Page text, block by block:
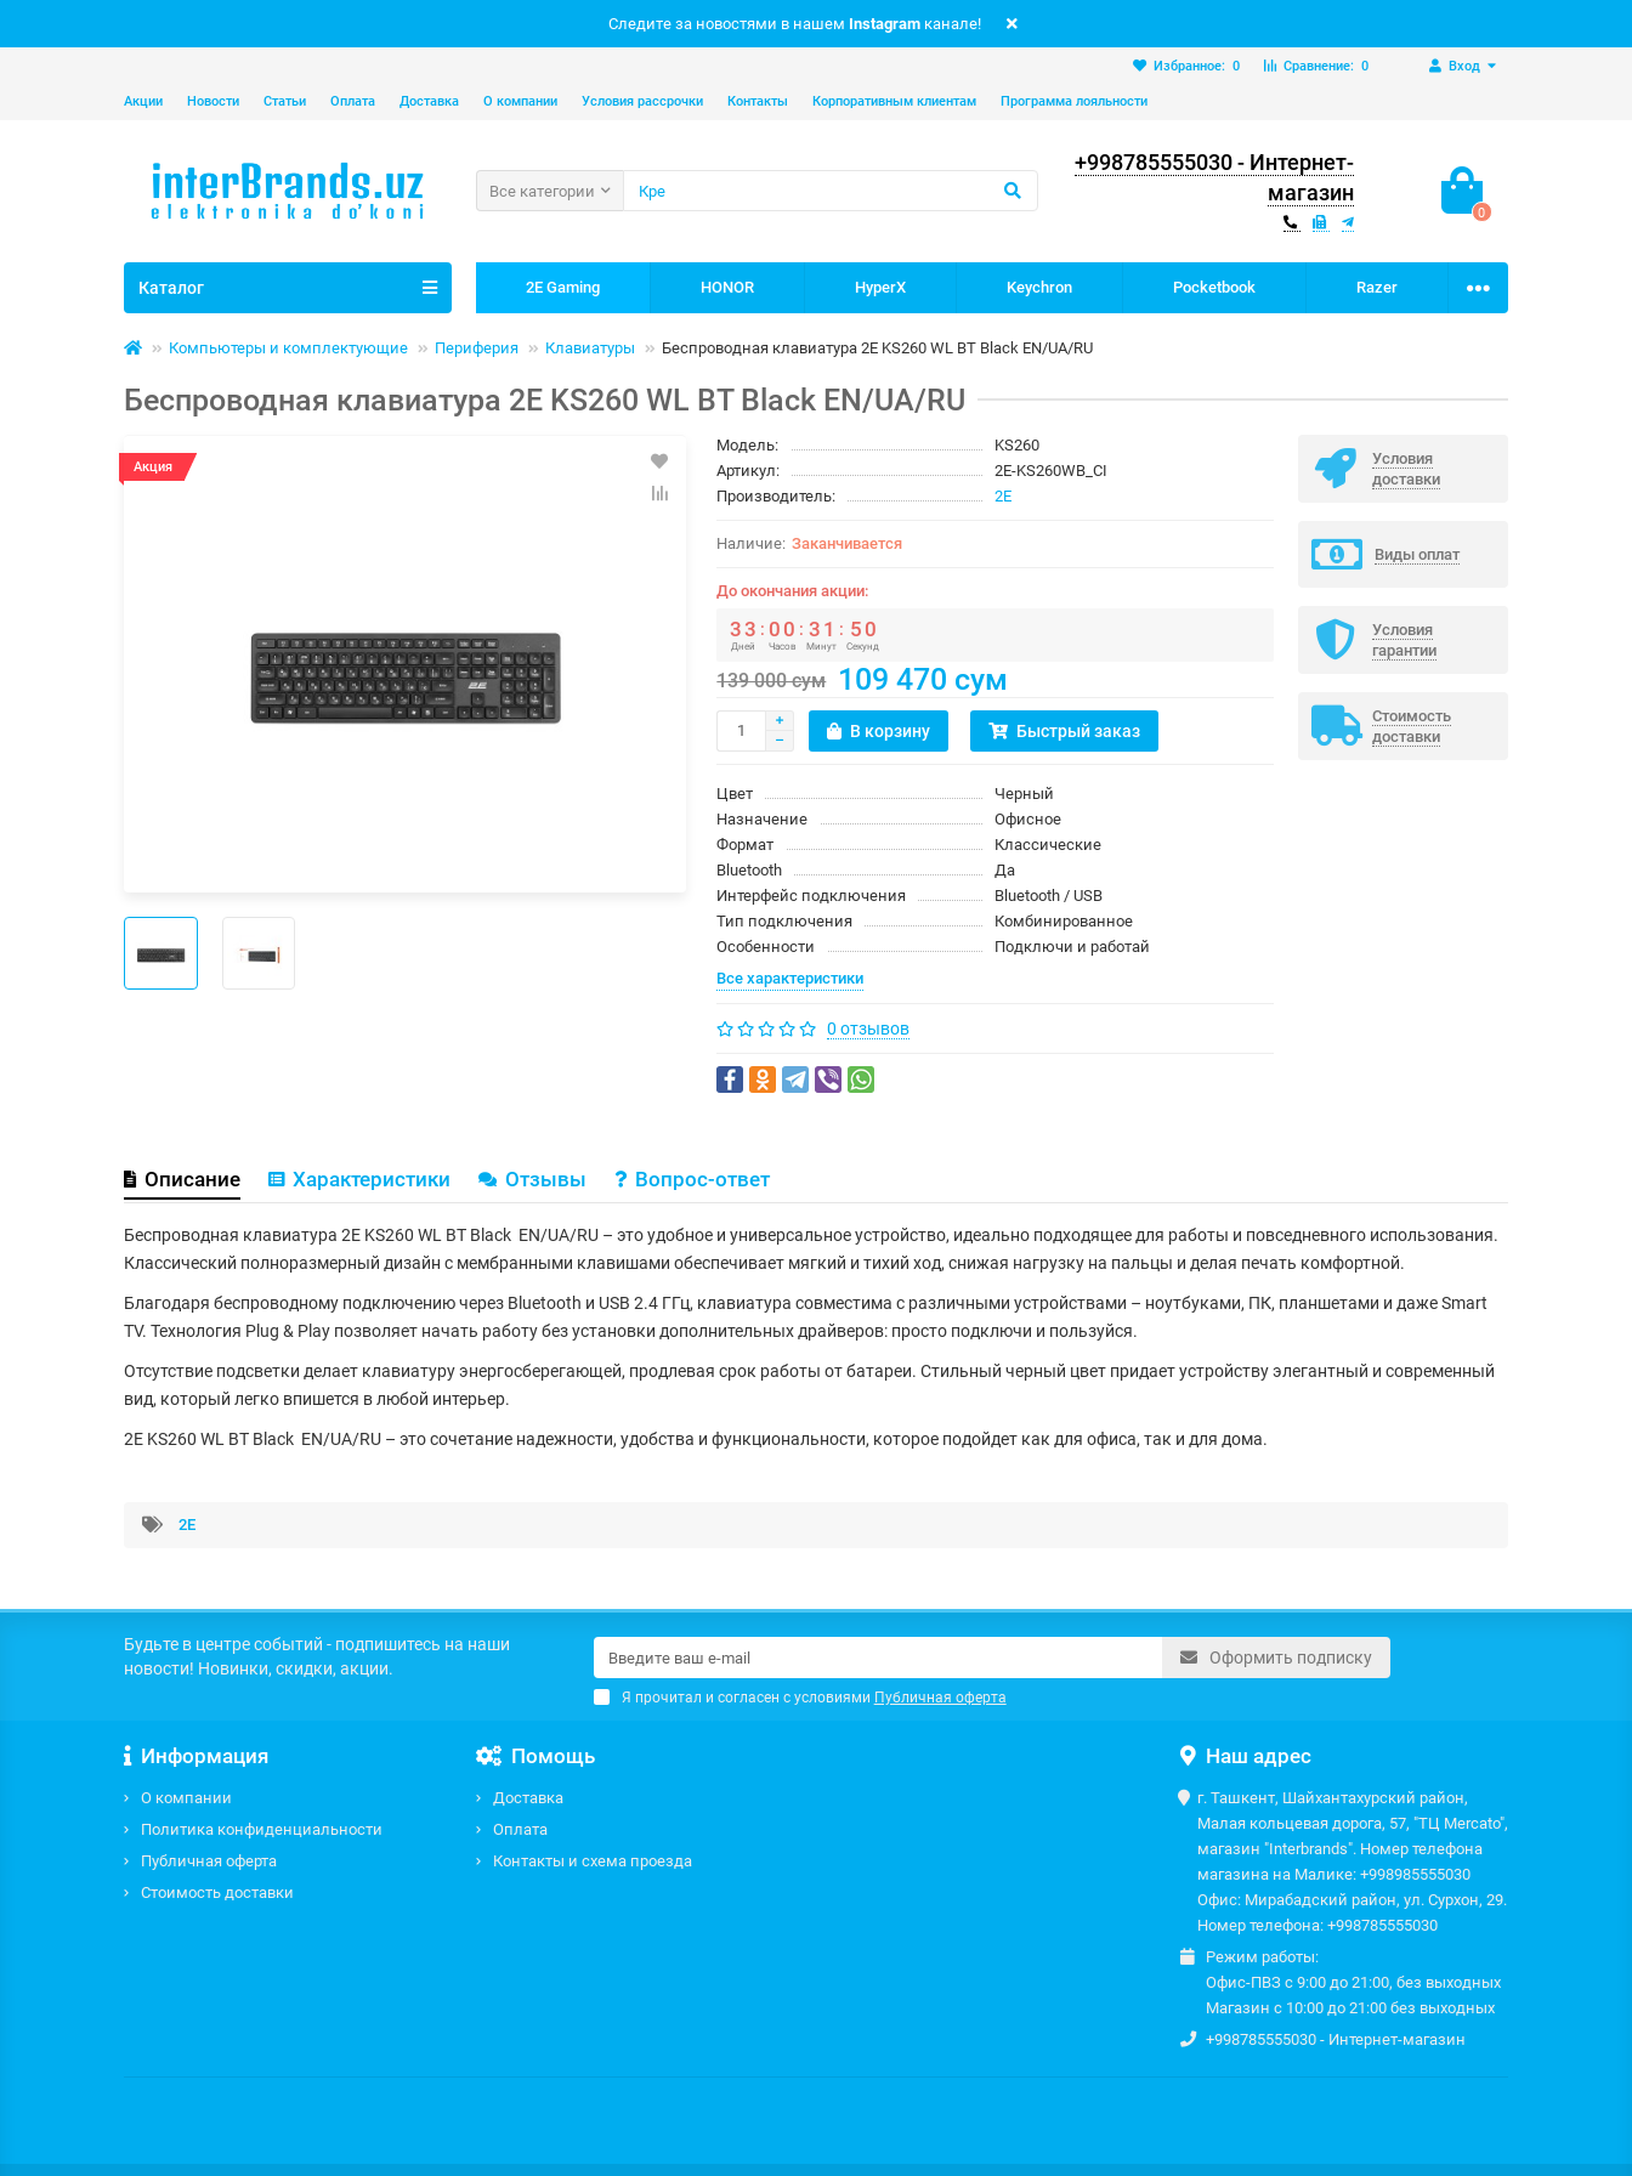
Следите за новостями в нашем Instagram канале!
Вход
Сравнение: 0
Избранное: 0
Акции Новости Статьи Оплата Доставка О компании Условия рассрочки Контакты Корпоративным клиентам Программа лояльности
+998785555030 - Интернет-
магазин
0
Все категории
Каталог 2E Gaming HONOR HyperX Keychron Pocketbook Razer
Компьютеры и комплектующие Периферия Клавиатуры Беспроводная клавиатура 2E KS260 WL BT Black EN/UA/RU
Беспроводная клавиатура 2E KS260 WL BT Black EN/UA/RU
Акция
Модель:
KS260
Артикул:
2E-KS260WB_CI
Производитель:
2E
Заканчивается
До окончания акции:
33
Дней
: 0 0
Часов
: 3 1
Минут
: 5 0
Секунд
139 000 сум 109 470 сум
В корзину Быстрый заказ
Цвет
Черный
Назначение
Офисное
Формат
Классические
Bluetooth
Да
Интерфейс подключения
Bluetooth / USB
Тип подключения
Комбинированное
Особенности
Подключи и работай
Все характеристики
0 отзывов
Условия
доставки
Виды оплат
Условия
гарантии
Стоимость
доставки
Описание Характеристики Отзывы Вопрос-ответ
Беспроводная клавиатура 2E KS260 WL BT Black EN/UA/RU – это удобное и универсальное устройство, идеально подходящее для работы и повседневного использования.
Классический полноразмерный дизайн с мембранными клавишами обеспечивает мягкий и тихий ход, снижая нагрузку на пальцы и делая печать комфортной.
Благодаря беспроводному подключениючерез Bluetooth и USB 2.4 ГГц, клавиатура совместима с различными устройствами – ноутбуками, ПК, планшетами и даже Smart
TV. Технология Plug & Play позволяет начать работу без установки дополнительных драйверов: просто подключи и пользуйся.
Отсутствие подсветки делает клавиатуру энергосберегающей, продлевая срок работы от батареи. Стильный черный цвет придает устройству элегантный и современный
вид, который легко впишется в любой интерьер.
2E KS260 WL BT Black EN/UA/RU – это сочетание надежности, удобства и функциональности, которое подойдет как для офиса, так и для дома.
2E
Будьте в центре событий - подпишитесь на наши
новости! Новинки, скидки, акции.
Оформить подписку
Я прочитал и согласен с условиями Публичная оферта
Информация
О компании
Политика конфиденциальности
Публичная оферта
Стоимость доставки
Помощь
Доставка
Оплата
Контакты и схема проезда
Наш адрес
г. Ташкент, Шайхантахурский район,
Малая кольцевая дорога, 57, "ТЦ Mercato",
магазин "Interbrands". Номер телефона
магазина на Малике: +998985555030
Офис: Мирабадский район, ул. Сурхон, 29.
Номер телефона: +998785555030
Режим работы:
Офис-ПВЗ с 9:00 до 21:00, без выходных
Магазин с 10:00 до 21:00 без выходных
+998785555030 - Интернет-магазин